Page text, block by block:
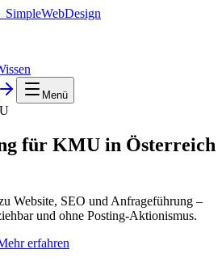
SimpleWebDesign
Menü
für KMU in Österreich
Website, SEO und Anfrageführung –
und ohne Posting-Aktionismus.
erfahren